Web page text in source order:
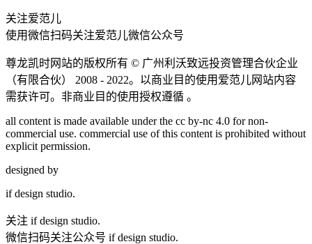
关注爱范儿
使用微信扫码关注爱范儿微信公众号
尊龙凯时网站的版权所有 © 广州利沃致远投资管理合伙企业
（有限合伙）
2008 - 2022。以商业目的使用爱范儿网站内容
需获许可。非商业目的使用授权遵循 。
all content is made available under the cc by-nc 4.0 for non-
commercial use. commercial use of this content is prohibited without
explicit permission.
designed by
if design studio.
关注 if design studio.
微信扫码关注公众号 if design studio.